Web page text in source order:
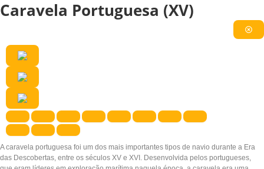
Caravela Portuguesa (XV)
A caravela portuguesa foi um dos mais importantes tipos de navio durante a Era
das Descobertas, entre os séculos XV e XVI. Desenvolvida pelos portugueses,